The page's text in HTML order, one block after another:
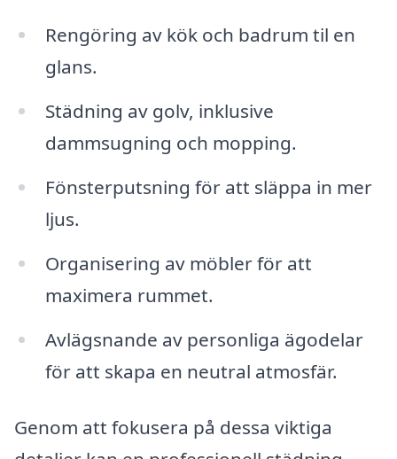
Rengöring av kök och badrum til en
glans.
Städning av golv, inklusive
dammsugning och mopping.
Fönsterputsning för att släppa in mer
ljus.
Organisering av möbler för att
maximera rummet.
Avlägsnande av personliga ägodelar
för att skapa en neutral atmosfär.
Genom att fokusera på dessa viktiga